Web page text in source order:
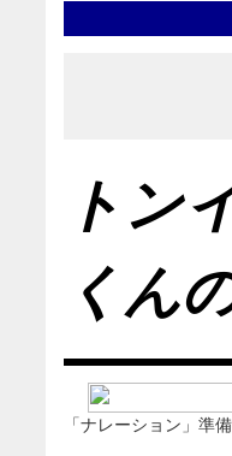
トン
くん
「ナレーション」準